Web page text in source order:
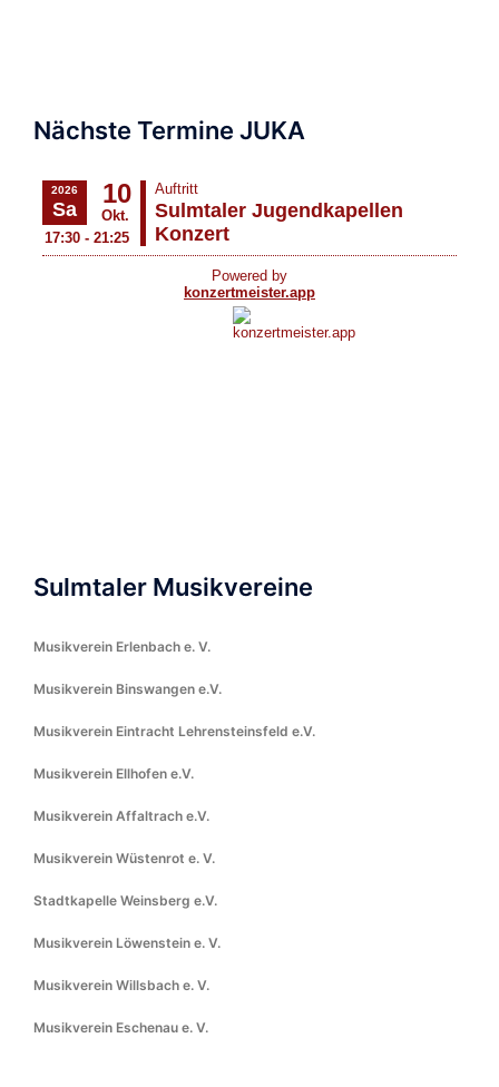
Nächste Termine JUKA
Sulmtaler Musikvereine
Musikverein Erlenbach e. V.
Musikverein Binswangen e.V.
Musikverein Eintracht Lehrensteinsfeld e.V.
Musikverein Ellhofen e.V.
Musikverein Affaltrach e.V.
Musikverein Wüstenrot e. V.
Stadtkapelle Weinsberg e.V.
Musikverein Löwenstein e. V.
Musikverein Willsbach e. V.
Musikverein Eschenau e. V.